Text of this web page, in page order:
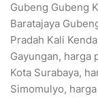
Gubeng Gubeng
Baratajaya
Pradah Kali
Gayungan, harga
Kota Surabaya,
Simomulyo,